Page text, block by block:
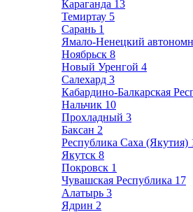
Караганда 13
Темиртау 5
Сарань 1
Ямало-Ненецкий
Ноябрьск 8
Новый Уренгой 4
Салехард 3
Кабардино-Балкарская
Нальчик 10
Прохладный 3
Баксан 2
Республика Саха (Якутия)
Якутск 8
Покровск 1
Чувашская Республика 17
Алатырь 3
Ядрин 2